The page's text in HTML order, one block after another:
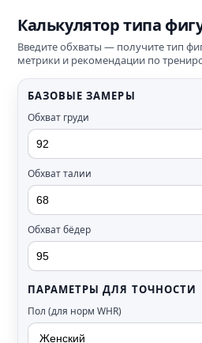
Калькулятор типа
Введите обхваты — получите тип
метрики и рекомендации по
БАЗОВЫЕ ЗАМЕРЫ
Обхват груди
Обхват талии
Обхват бёдер
ПАРАМЕТРЫ ДЛЯ ТОЧНОСТИ
Пол (для норм WHR)